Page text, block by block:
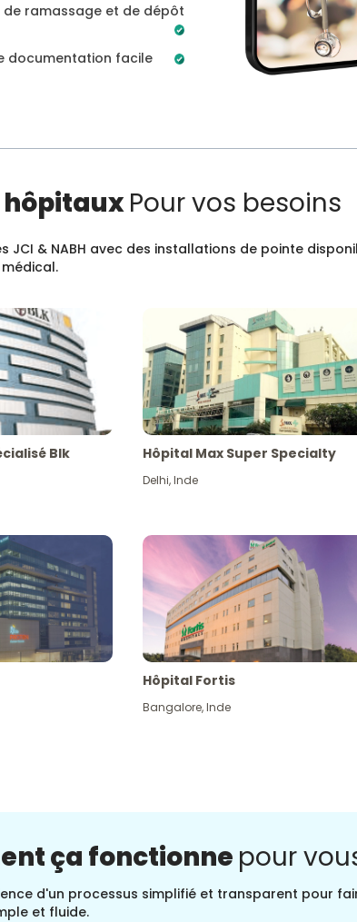
ramassage et de dépôt
documentation facile
Pour vos besoins
JCI & NABH avec des installations de pointe
Blk Hôpital Max Super Specialty
Delhi,Inde
Hôpital Fortis
Bangalore,Inde
ça fonctionne pour
d'un processus simplifié et transparent pour
et fluide.